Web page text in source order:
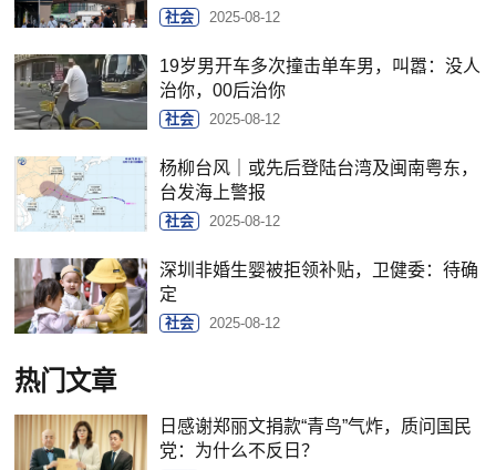
社会 2025-08-12
19岁男开车多次撞击单车男，叫嚣：没人
治你，00后治你
社会 2025-08-12
杨柳台风｜或先后登陆台湾及闽南粤东，
台发海上警报
社会 2025-08-12
深圳非婚生婴被拒领补贴，卫健委：待确
定
社会 2025-08-12
热门文章
日感谢郑丽文捐款“青鸟”气炸，质问国民
党：为什么不反日？